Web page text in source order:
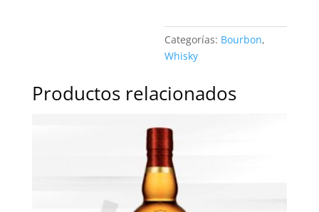
Categorías: Bourbon,
Whisky
Productos relacionados